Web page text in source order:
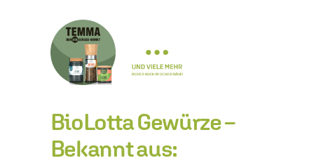
BioLotta Gewürze –
Bekannt aus: